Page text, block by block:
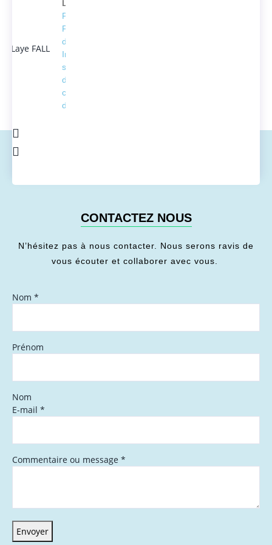
Laye FALL
Président
Fondateur
d'ACTEDUS,
Ingénieur
spécialisé
dans la
conversion
de l'énergie
CONTACTEZ NOUS
N’hésitez pas à nous contacter. Nous serons ravis de
vous écouter et collaborer avec vous.
Nom *
Prénom
Nom
E-mail *
Commentaire ou message *
Envoyer